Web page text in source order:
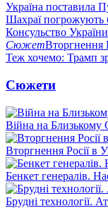
Україна поставила
Шахраї погрожують
Консульство
СюжетВторгнення
Теж хочемо: Трамп
Сюжети
Війна на Близькому
Вторгнення Росії в
Бенкет генералів.
Брудні технології.